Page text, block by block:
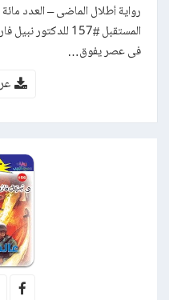
رواية أطلال الماضى – العدد
المستقبل #157
فى عصر يفوق…